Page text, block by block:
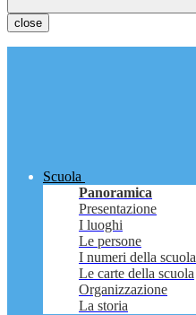
close
Scuola
Panoramica
Presentazione
I luoghi
Le persone
I numeri della scuola
Le carte della scuola
Organizzazione
La storia